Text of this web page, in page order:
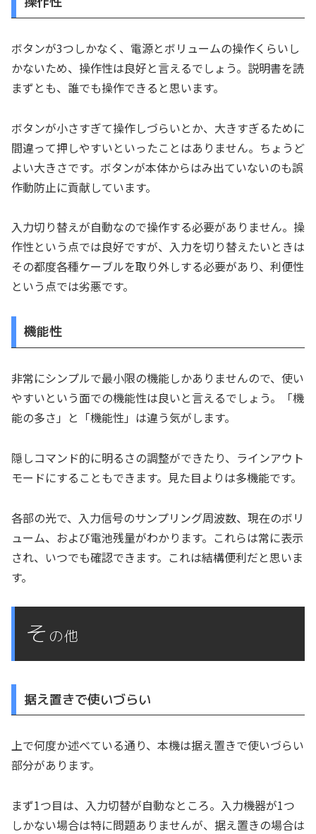
ボタンが3つしかなく、電源とボリュームの操作くらいし
かないため、操作性は良好と言えるでしょう。説明書を読
まずとも、誰でも操作できると思います。
ボタンが小さすぎて操作しづらいとか、大きすぎるために
間違って押しやすいといったことはありません。ちょうど
よい大きさです。ボタンが本体からはみ出ていないのも誤
作動防止に貢献しています。
入力切り替えが自動なので操作する必要がありません。操
作性という点では良好ですが、入力を切り替えたいときは
その都度各種ケーブルを取り外しする必要があり、利便性
という点では劣悪です。
機能性
非常にシンプルで最小限の機能しかありませんので、使い
やすいという面での機能性は良いと言えるでしょう。「機
能の多さ」と「機能性」は違う気がします。
隠しコマンド的に明るさの調整ができたり、ラインアウト
モードにすることもできます。見た目よりは多機能です。
各部の光で、入力信号のサンプリング周波数、現在のボリ
ューム、および電池残量がわかります。これらは常に表示
され、いつでも確認できます。これは結構便利だと思いま
す。
そ の他
据え置きで使いづらい
上で何度か述べている通り、本機は据え置きで使いづらい
部分があります。
まず1つ目は、入力切替が自動なところ。入力機器が1つ
しかない場合は特に問題ありませんが、据え置きの場合は